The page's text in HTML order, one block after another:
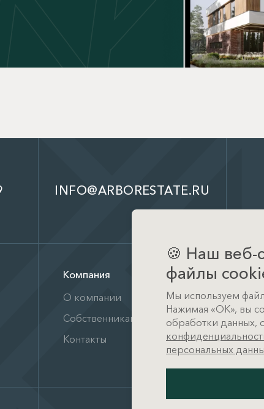
INFO@ARBORESTATE.RU
Компания
О компании
Собственникам
Контакты
д.
🍪 Наш веб-
файлы
Мы используем
Нажимая «ОК», вы
обработки данных,
персональных